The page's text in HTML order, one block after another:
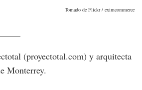
Tomado de Flickr / eximcommerce
(proyectotal.com) y arquitecta
Monterrey.